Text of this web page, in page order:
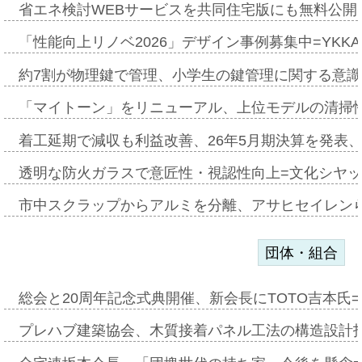
省エネ検討WEBサービスを共同住宅版にも無料公
「性能向上リノベ2026」デザイン事例募集中
約7割が物理鍵で管理、小学生の鍵管理に関する意
「マイトーン」をリニューアル、上位モデルの清
着工延期で減収も利益改善、26年5月期決算を発表
透明な防火ガラスで意匠性・視認性向上=文化シヤ
市中スクラップからアルミを分離、アサヒセイレ
団体・組合
総会と20周年記念式典開催、新会長にTOTO吉本氏
プレハブ建築協会、木質接着パネル工法の構造設